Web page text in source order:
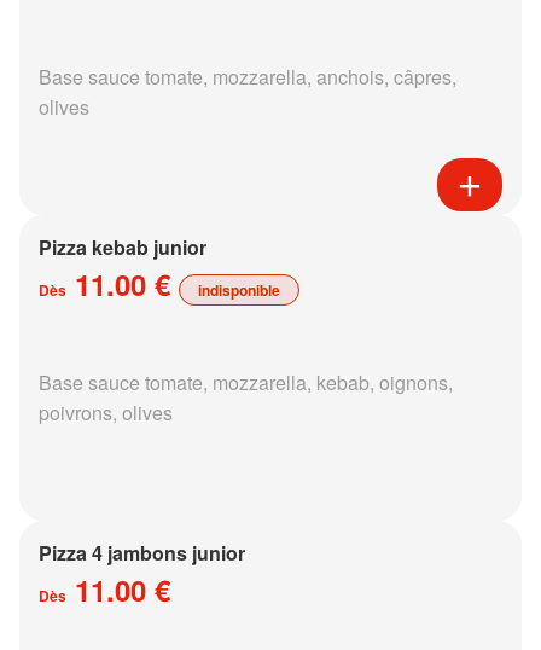
Base sauce tomate, mozzarella, anchois, câpres,
olives
Pizza kebab junior
Dès 11.00 € indisponible
Base sauce tomate, mozzarella, kebab, oignons,
poivrons, olives
Pizza 4 jambons junior
Dès 11.00 €